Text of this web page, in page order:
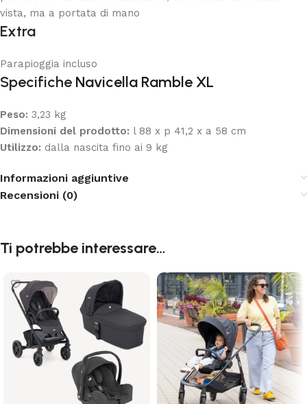
vista, ma a portata di mano
Extra
Parapioggia incluso
Specifiche Navicella Ramble XL
Peso: 3,23 kg
Dimensioni del prodotto: l 88 x p 41,2 x a 58 cm
Utilizzo: dalla nascita fino ai 9 kg
Informazioni aggiuntive
Recensioni (0)
Ti potrebbe interessare…